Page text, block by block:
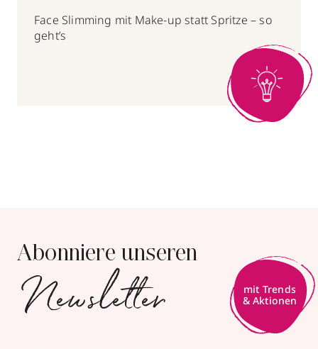
Face Slimming mit Make-up statt Spritze – so
geht’s
Abonniere unseren
Newsletter
mit Trends
& Aktionen